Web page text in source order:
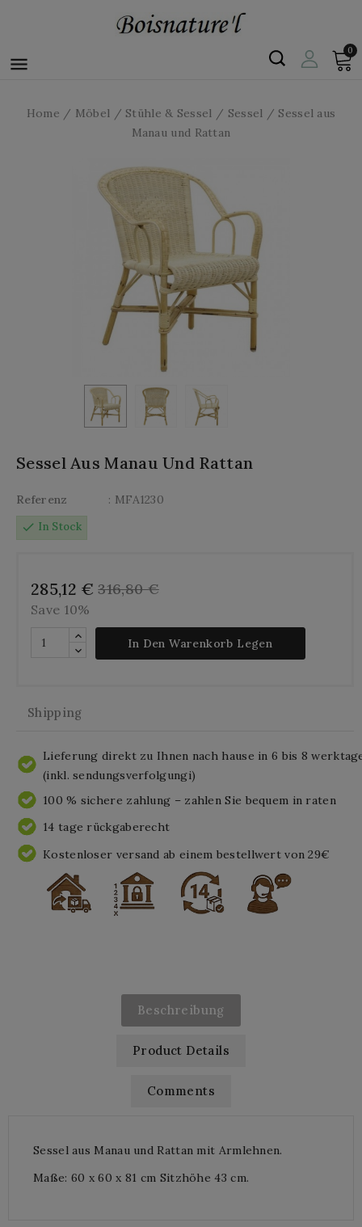

0
Home Möbel Stühle & Sessel Sessel
Sessel aus
Manau und Rattan
Sessel Aus Manau Und Rattan
Referenz
: MFA1230
check In Stock
285,12 € 316,80 €
Save 10%
In Den Warenkorb Legen
Shipping
Lieferung direkt zu Ihnen nach hause in 6 bis 8
(inkl. sendungsverfolgungi)
100 % sichere zahlung – zahlen Sie bequem in raten
14 tage rückgaberecht
Kostenloser versand ab einem bestellwert von 29€
Beschreibung
Product Details
Comments
Sessel aus Manau und Rattan mit Armlehnen.
Maße: 60 x 60 x 81 cm Sitzhöhe 43 cm.